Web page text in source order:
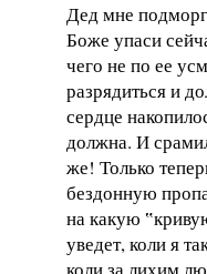
Дед мне
Боже упаси
чего не по ее
разрядиться и
сердце
должна. И
же! Только
бездонную
на какую
уведет, коли я